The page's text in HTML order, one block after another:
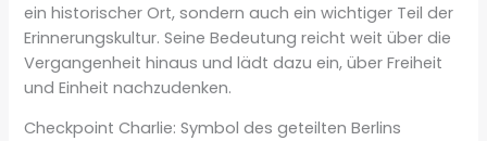
ein historischer Ort, sondern auch ein wichtiger Teil der
Erinnerungskultur. Seine Bedeutung reicht weit über die
Vergangenheit hinaus und lädt dazu ein, über Freiheit
und Einheit nachzudenken.
Checkpoint Charlie: Symbol des geteilten Berlins